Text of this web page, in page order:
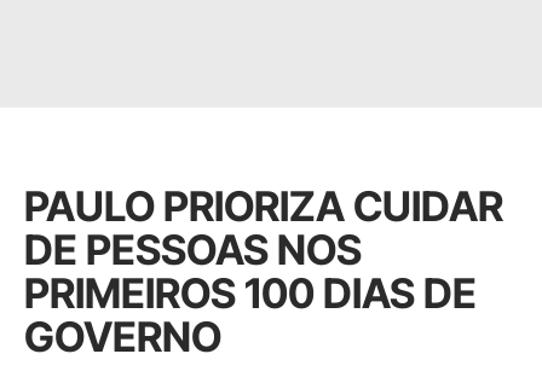
PAULO PRIORIZA CUIDAR
DE PESSOAS NOS
PRIMEIROS 100 DIAS DE
GOVERNO